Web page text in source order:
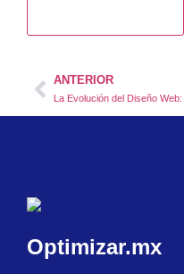
ANTERIOR
Optimizar.mx